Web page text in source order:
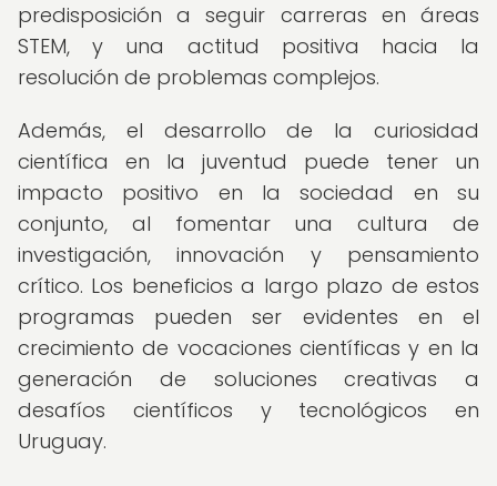
predisposición a seguir carreras en áreas
STEM, y una actitud positiva hacia la
resolución de problemas complejos.
Además, el desarrollo de la curiosidad
científica en la juventud puede tener un
impacto positivo en la sociedad en su
conjunto, al fomentar una cultura de
investigación, innovación y pensamiento
crítico. Los beneficios a largo plazo de estos
programas pueden ser evidentes en el
crecimiento de vocaciones científicas y en la
generación de soluciones creativas a
desafíos científicos y tecnológicos en
Uruguay.